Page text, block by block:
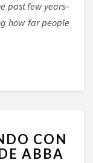
past few years–
how far people
CON
ABBA